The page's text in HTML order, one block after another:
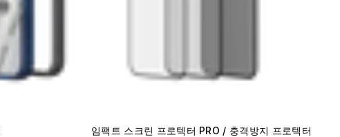
임팩트 스크린 프로텍터 PRO / 충격방지 프로텍터